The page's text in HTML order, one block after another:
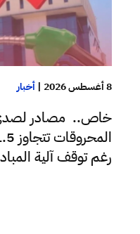
8 أغسطس 2026 | أخبار
خاص.. مصادر
رغم توقف آلية